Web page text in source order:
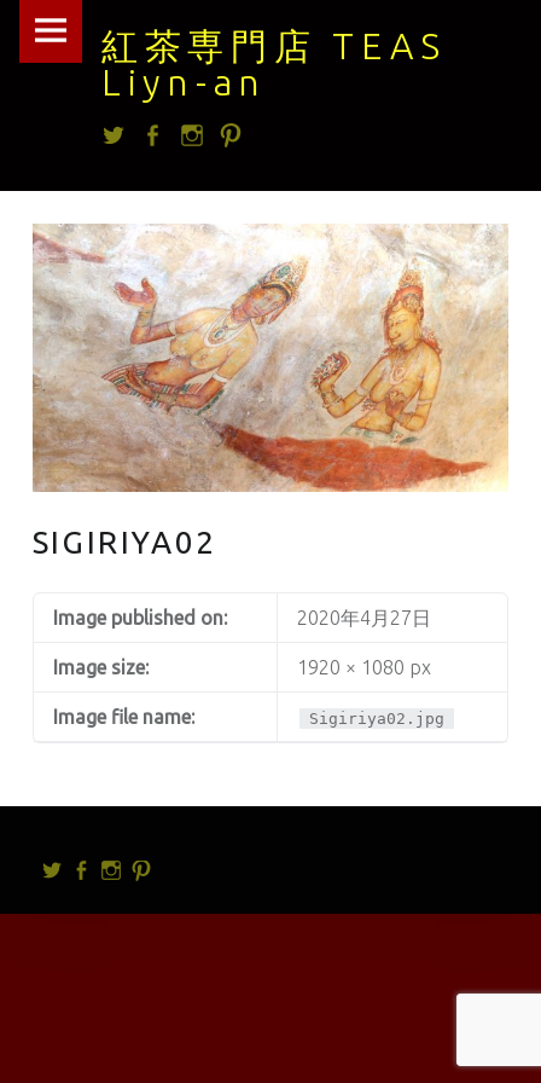
紅茶専門店 TEAS
Liyn-an
紅
Liyn-
an
site
navigation
Skip
Twitterfacebook
Instagram
SIGIRIYA02
Image published on: 2020年4月27日
Image size: 1920 × 1080 px
Image file name: Sigiriya02.jpg
Twitterfacebook
Instagram